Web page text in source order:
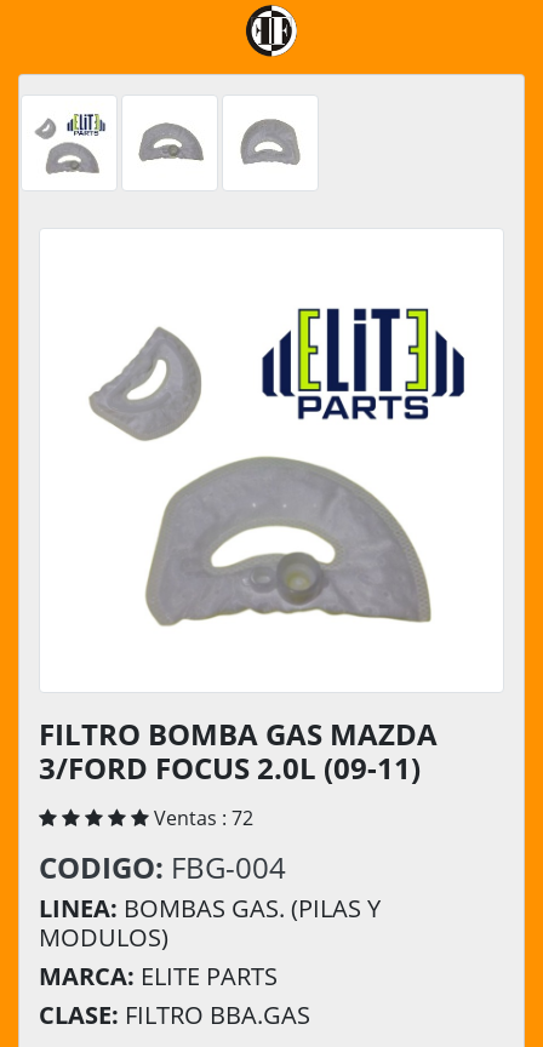
FILTRO BOMBA GAS MAZDA
3/FORD FOCUS 2.0L (09-11)
Ventas : 72
CODIGO: FBG-004
LINEA: BOMBAS GAS. (PILAS Y
MODULOS)
MARCA: ELITE PARTS
CLASE: FILTRO BBA.GAS